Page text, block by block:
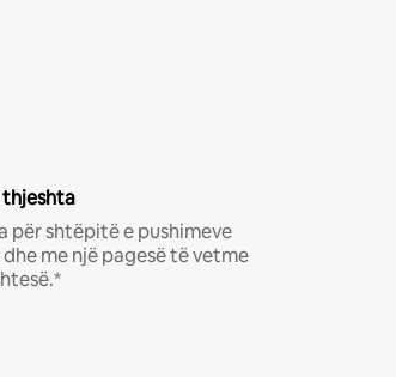
për shtëpitë e pushimeve
me një pagesë të vetme